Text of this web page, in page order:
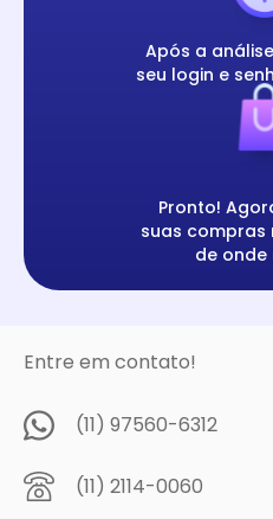
Após a
seu login e
Pronto!
suas
de onde
Entre em contato!
(11) 97560-6312
(11) 2114-0060